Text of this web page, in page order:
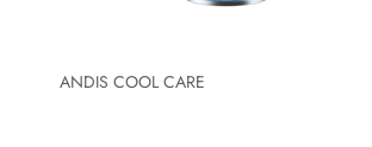
ANDIS COOL CARE